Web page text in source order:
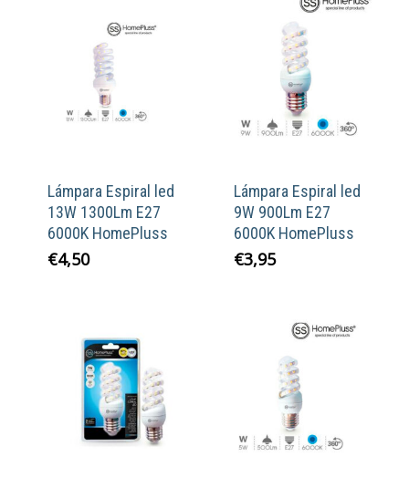
Lámpara Espiral led
13W 1300Lm E27
6000K HomePluss
€4,50
Lámpara Espiral led
9W 900Lm E27
6000K HomePluss
€3,95